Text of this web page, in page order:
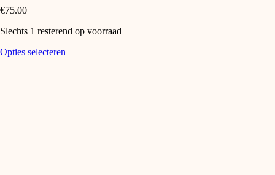
€75.00
Slechts 1 resterend op voorraad
Patachou
Opties selecteren